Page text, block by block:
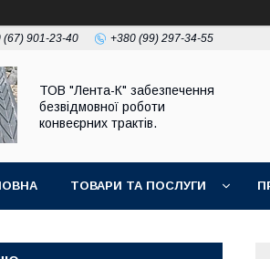
(67) 901-23-40 +380 (99) 297-34-55
ТОВ "Лента-К" забезпечення
безвідмовної роботи
конвеєрних трактів.
ТОВАРИ ТА ПОСЛУГИ